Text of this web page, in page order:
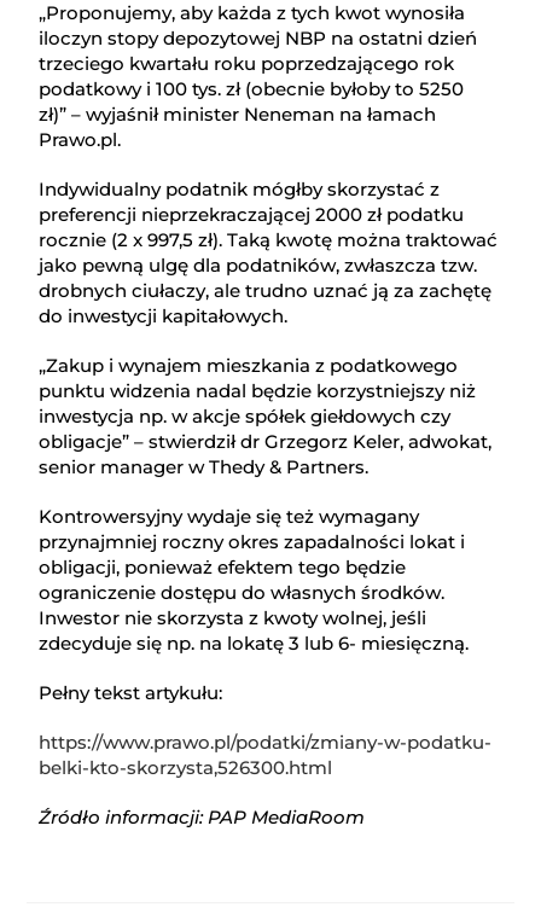
„Proponujemy, aby każda z tych kwot wynosiła
iloczyn stopy depozytowej NBP na ostatni dzień
trzeciego kwartału roku poprzedzającego rok
podatkowy i 100 tys. zł (obecnie byłoby to 5250
zł)” – wyjaśnił minister Neneman na łamach
Prawo.pl.
Indywidualny podatnik mógłby skorzystać z
preferencji nieprzekraczającej 2000 zł podatku
rocznie (2 x 997,5 zł). Taką kwotę można traktować
jako pewną ulgę dla podatników, zwłaszcza tzw.
drobnych ciułaczy, ale trudno uznać ją za zachętę
do inwestycji kapitałowych.
„Zakup i wynajem mieszkania z podatkowego
punktu widzenia nadal będzie korzystniejszy niż
inwestycja np. w akcje spółek giełdowych czy
obligacje” – stwierdził dr Grzegorz Keler, adwokat,
senior manager w Thedy & Partners.
Kontrowersyjny wydaje się też wymagany
przynajmniej roczny okres zapadalności lokat i
obligacji, ponieważ efektem tego będzie
ograniczenie dostępu do własnych środków.
Inwestor nie skorzysta z kwoty wolnej, jeśli
zdecyduje się np. na lokatę 3 lub 6- miesięczną.
Pełny tekst artykułu:
https://www.prawo.pl/podatki/zmiany-w-podatku-
belki-kto-skorzysta,526300.html
Źródło informacji: PAP MediaRoom